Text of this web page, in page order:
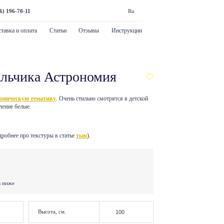
196-70-11 Ru
и оплата Статьи Отзывы Инструкции
Астрономия
тематику. Очень стильно смотрятся в детской
белые.
про текстуры в статье тыц).
ниже
Высота, см.